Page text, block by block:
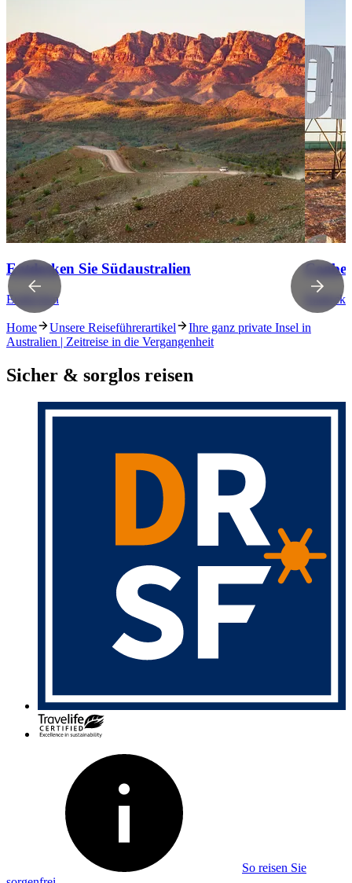
Entdecken Sie Südaustralien
Entdecken
Home Unsere Reiseführerartikel
Ihre ganz private Insel in
Australien | Zeitreise in die Vergangenheit
Sicher & sorglos reisen
So reisen Sie